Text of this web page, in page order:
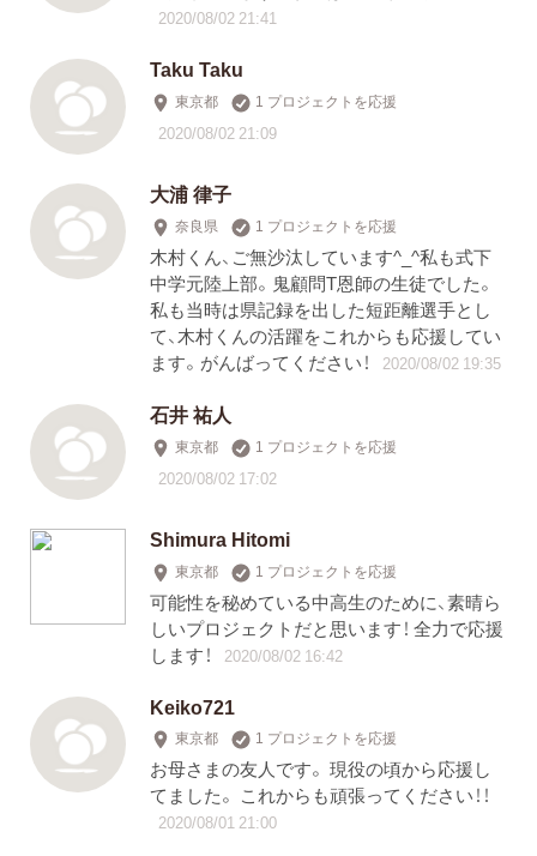
2020/08/02 21:41
Taku Taku
東京都 1 プロジェクトを応援
2020/08/02 21:09
大浦 律子
奈良県 1 プロジェクトを応援
木村くん、ご無沙汰しています^_^私も式下
中学元陸上部。鬼顧問T恩師の生徒でした。
私も当時は県記録を出した短距離選手とし
て、木村くんの活躍をこれからも応援してい
ます。がんばってください！
2020/08/02 19:35
石井 祐人
東京都 1 プロジェクトを応援
2020/08/02 17:02
Shimura Hitomi
東京都 1 プロジェクトを応援
可能性を秘めている中高生のために、素晴ら
しいプロジェクトだと思います！ 全力で応援
します！
2020/08/02 16:42
Keiko721
東京都 1 プロジェクトを応援
お母さまの友人です。 現役の頃から応援し
てました。 これからも頑張ってください！！
2020/08/01 21:00